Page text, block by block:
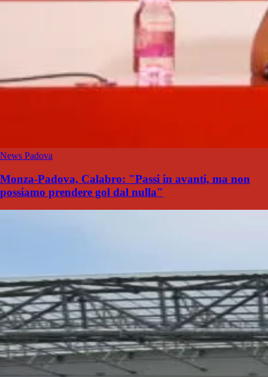
News Padova
Monza-Padova, Calabro: "Passi in avanti, ma non
possiamo prendere gol dal nulla"